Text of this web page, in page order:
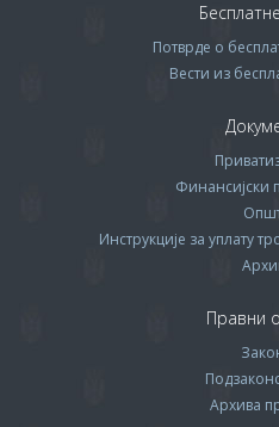
Потврде о
Вести из
Финансијски
Инструкције за уплату
Правни
Архива